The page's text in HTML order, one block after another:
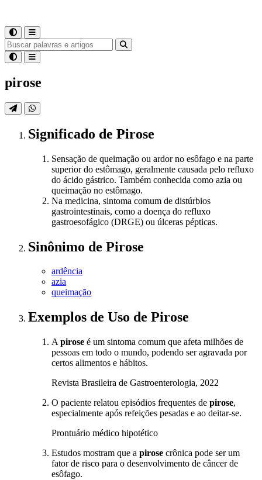
pirose
Significado de Pirose
Sensação de queimação ou ardor no esôfago e na parte
superior do estômago, geralmente causada pelo refluxo
do ácido gástrico. Também conhecida como azia ou
queimação no estômago.
Na medicina, sintoma comum de distúrbios
gastrointestinais, como a doença do refluxo
gastroesofágico (DRGE) ou úlceras pépticas.
Sinônimo de Pirose
ardência
azia
queimação
Exemplos de Uso de Pirose
A pirose é um sintoma comum que afeta milhões de
pessoas em todo o mundo, podendo ser agravada por
certos alimentos e hábitos.
Revista Brasileira de Gastroenterologia, 2022
O paciente relatou episódios frequentes de pirose,
especialmente após refeições pesadas e ao deitar-se.
Prontuário médico hipotético
Estudos mostram que a pirose crônica pode ser um
fator de risco para o desenvolvimento de câncer de
esôfago.